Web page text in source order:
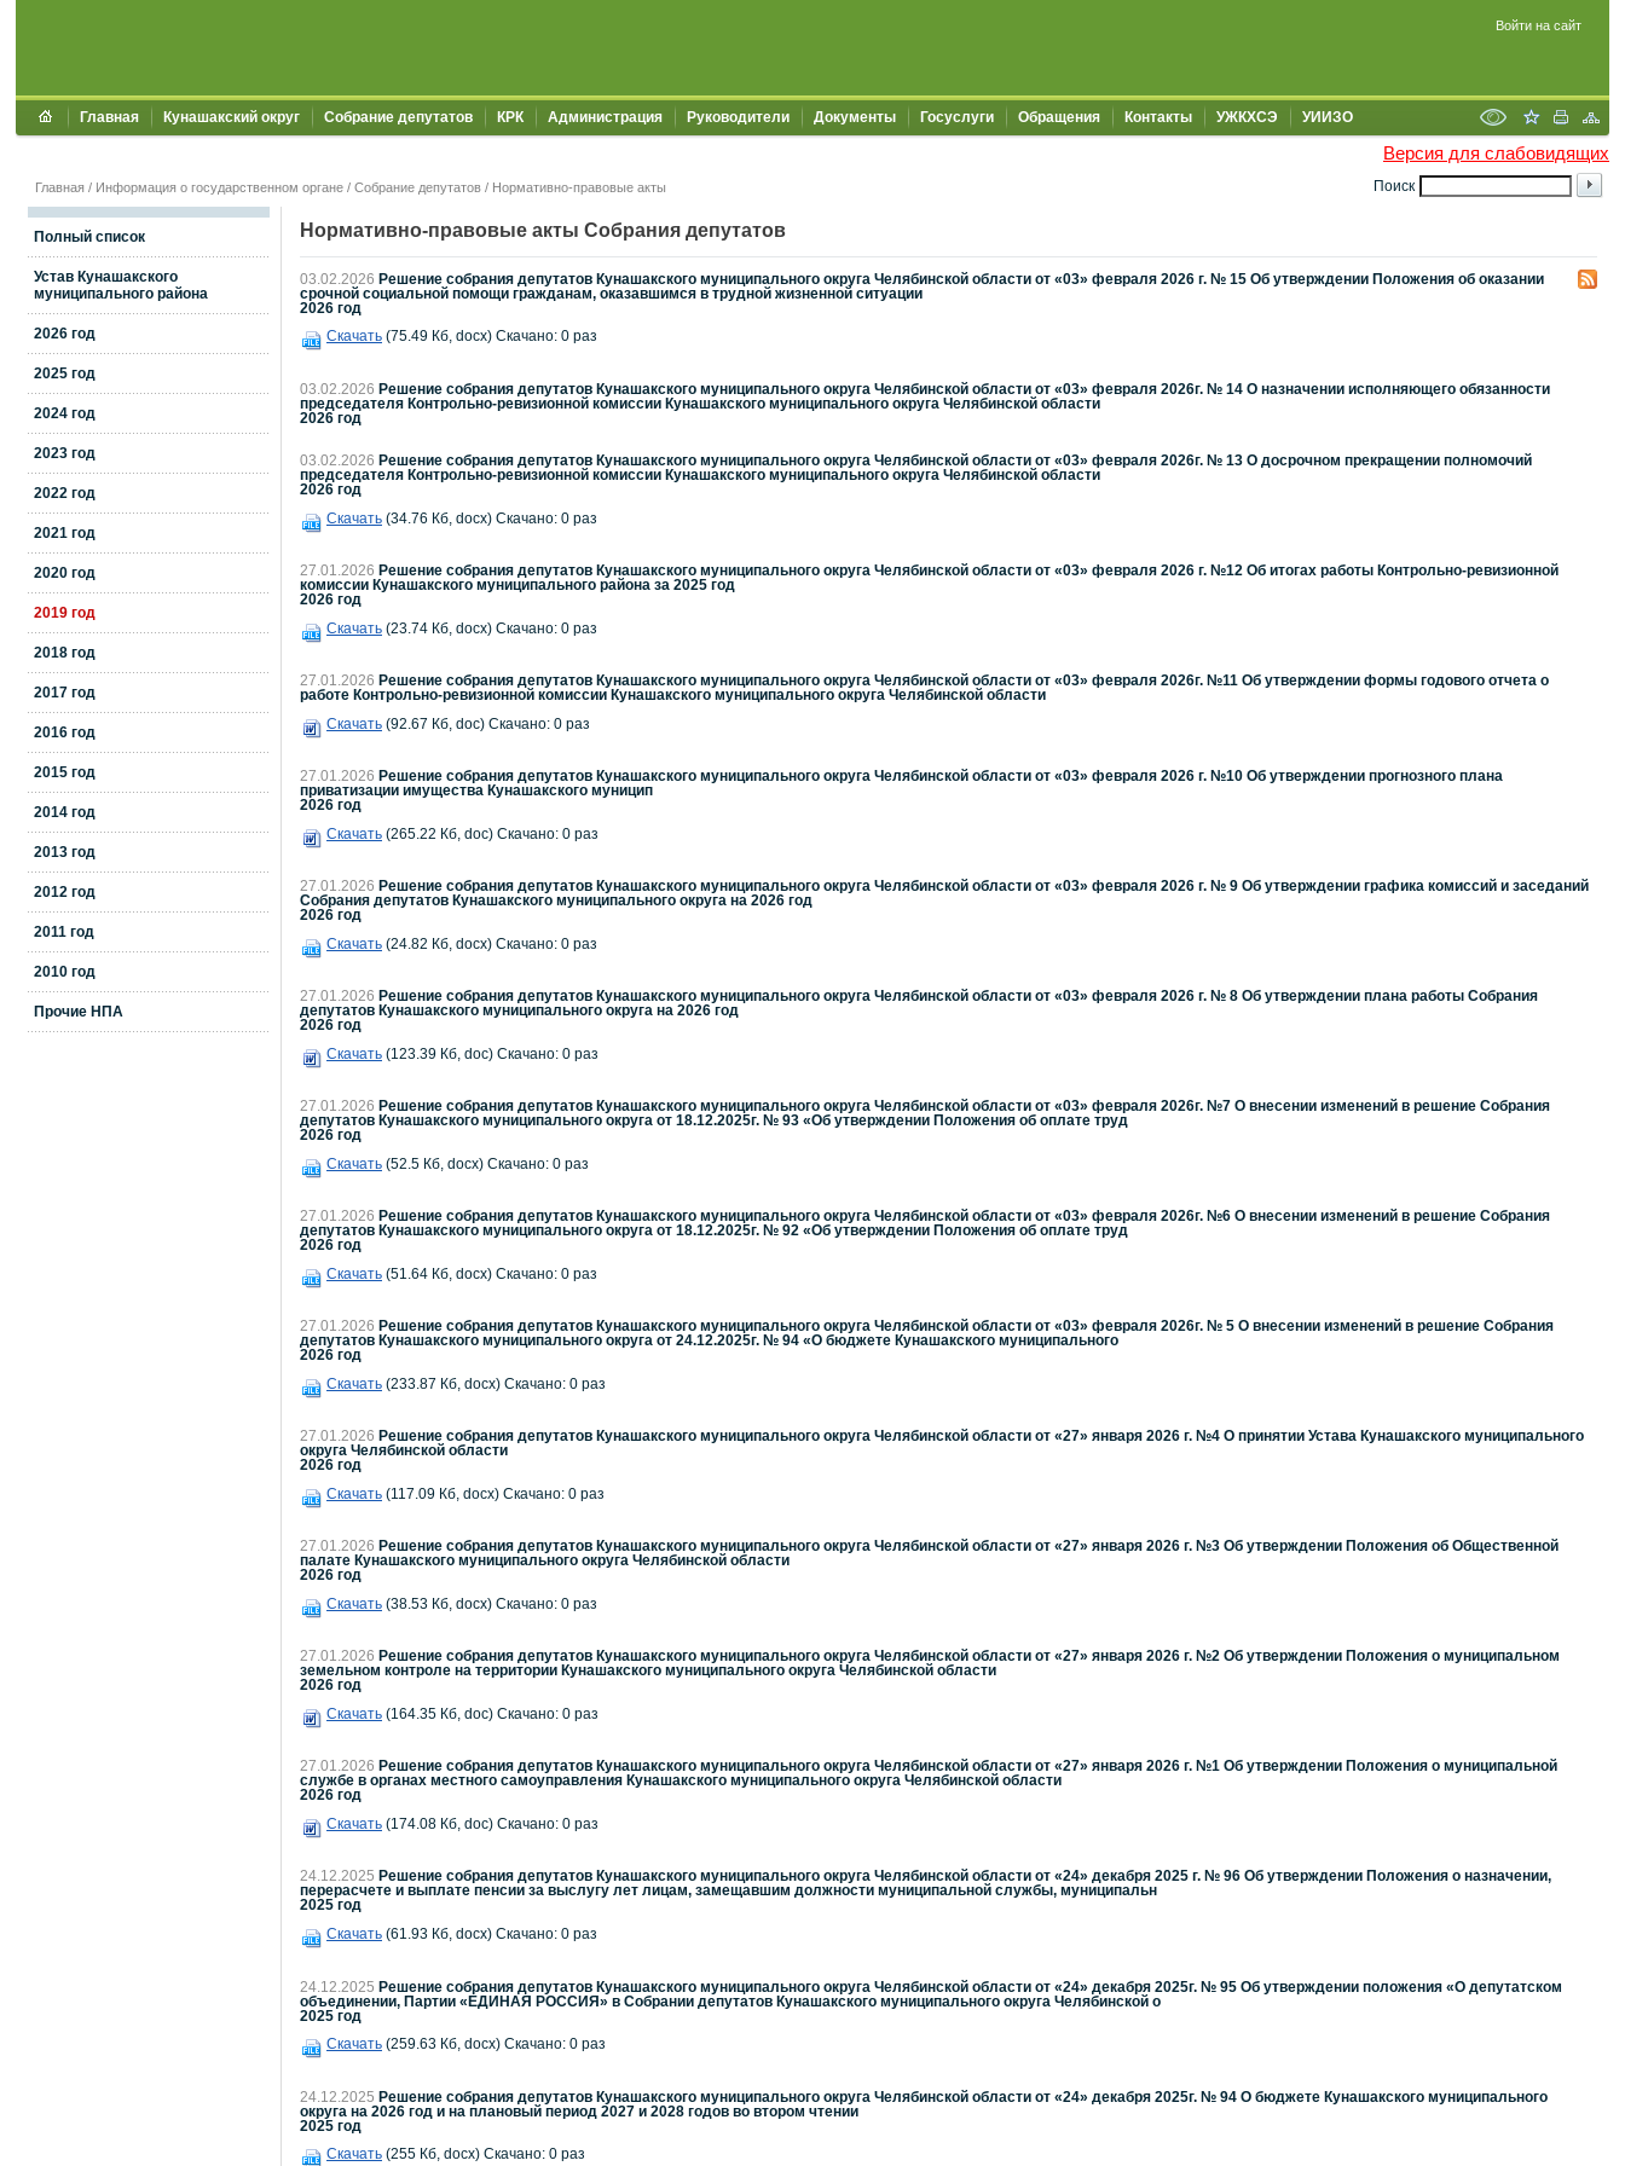
Войти на сайт
Главная Кунашакский округ Собрание депутатов КРК Администрация Руководители Документы Госуслуги Обращения Контакты УЖКХСЭ УИИЗО
Версия для слабовидящих
Поиск
Главная / Информация о государственном органе / Собрание депутатов / Нормативно-правовые акты
Полный список
Устав Кунашакского
муниципального района
2026 год
2025 год
2024 год
2023 год
2022 год
2021 год
2020 год
2019 год
2018 год
2017 год
2016 год
2015 год
2014 год
2013 год
2012 год
2011 год
2010 год
Прочие НПА
Нормативно-правовые акты Собрания депутатов
03.02.2026 Решение собрания депутатов Кунашакского муниципального округа Челябинской области от «03» февраля 2026 г. № 15 Об утверждении Положения об оказании
срочной социальной помощи гражданам, оказавшимся в трудной жизненной ситуации
2026 год
Скачать (75.49 Кб, docx) Скачано: 0 раз
03.02.2026 Решение собрания депутатов Кунашакского муниципального округа Челябинской области от «03» февраля 2026г. № 14 О назначении исполняющего обязанности
председателя Контрольно-ревизионной комиссии Кунашакского муниципального округа Челябинской области
2026 год
03.02.2026 Решение собрания депутатов Кунашакского муниципального округа Челябинской области от «03» февраля 2026г. № 13 О досрочном прекращении полномочий
председателя Контрольно-ревизионной комиссии Кунашакского муниципального округа Челябинской области
2026 год
Скачать (34.76 Кб, docx) Скачано: 0 раз
27.01.2026 Решение собрания депутатов Кунашакского муниципального округа Челябинской области от «03» февраля 2026 г. №12 Об итогах работы Контрольно-ревизионной
комиссии Кунашакского муниципального района за 2025 год
2026 год
Скачать (23.74 Кб, docx) Скачано: 0 раз
27.01.2026 Решение собрания депутатов Кунашакского муниципального округа Челябинской области от «03» февраля 2026г. №11 Об утверждении формы годового отчета о
работе Контрольно-ревизионной комиссии Кунашакского муниципального округа Челябинской области
Скачать (92.67 Кб, doc) Скачано: 0 раз
27.01.2026 Решение собрания депутатов Кунашакского муниципального округа Челябинской области от «03» февраля 2026 г. №10 Об утверждении прогнозного плана
приватизации имущества Кунашакского муницип
2026 год
Скачать (265.22 Кб, doc) Скачано: 0 раз
27.01.2026 Решение собрания депутатов Кунашакского муниципального округа Челябинской области от «03» февраля 2026 г. № 9 Об утверждении графика комиссий и заседаний
Собрания депутатов Кунашакского муниципального округа на 2026 год
2026 год
Скачать (24.82 Кб, docx) Скачано: 0 раз
27.01.2026 Решение собрания депутатов Кунашакского муниципального округа Челябинской области от «03» февраля 2026 г. № 8 Об утверждении плана работы Собрания
депутатов Кунашакского муниципального округа на 2026 год
2026 год
Скачать (123.39 Кб, doc) Скачано: 0 раз
27.01.2026 Решение собрания депутатов Кунашакского муниципального округа Челябинской области от «03» февраля 2026г. №7 О внесении изменений в решение Собрания
депутатов Кунашакского муниципального округа от 18.12.2025г. № 93 «Об утверждении Положения об оплате труд
2026 год
Скачать (52.5 Кб, docx) Скачано: 0 раз
27.01.2026 Решение собрания депутатов Кунашакского муниципального округа Челябинской области от «03» февраля 2026г. №6 О внесении изменений в решение Собрания
депутатов Кунашакского муниципального округа от 18.12.2025г. № 92 «Об утверждении Положения об оплате труд
2026 год
Скачать (51.64 Кб, docx) Скачано: 0 раз
27.01.2026 Решение собрания депутатов Кунашакского муниципального округа Челябинской области от «03» февраля 2026г. № 5 О внесении изменений в решение Собрания
депутатов Кунашакского муниципального округа от 24.12.2025г. № 94 «О бюджете Кунашакского муниципального
2026 год
Скачать (233.87 Кб, docx) Скачано: 0 раз
27.01.2026 Решение собрания депутатов Кунашакского муниципального округа Челябинской области от «27» января 2026 г. №4 О принятии Устава Кунашакского муниципального
округа Челябинской области
2026 год
Скачать (117.09 Кб, docx) Скачано: 0 раз
27.01.2026 Решение собрания депутатов Кунашакского муниципального округа Челябинской области от «27» января 2026 г. №3 Об утверждении Положения об Общественной
палате Кунашакского муниципального округа Челябинской области
2026 год
Скачать (38.53 Кб, docx) Скачано: 0 раз
27.01.2026 Решение собрания депутатов Кунашакского муниципального округа Челябинской области от «27» января 2026 г. №2 Об утверждении Положения о муниципальном
земельном контроле на территории Кунашакского муниципального округа Челябинской области
2026 год
Скачать (164.35 Кб, doc) Скачано: 0 раз
27.01.2026 Решение собрания депутатов Кунашакского муниципального округа Челябинской области от «27» января 2026 г. №1 Об утверждении Положения о муниципальной
службе в органах местного самоуправления Кунашакского муниципального округа Челябинской области
2026 год
Скачать (174.08 Кб, doc) Скачано: 0 раз
24.12.2025 Решение собрания депутатов Кунашакского муниципального округа Челябинской области от «24» декабря 2025 г. № 96 Об утверждении Положения о назначении,
перерасчете и выплате пенсии за выслугу лет лицам, замещавшим должности муниципальной службы, муниципальн
2025 год
Скачать (61.93 Кб, docx) Скачано: 0 раз
24.12.2025 Решение собрания депутатов Кунашакского муниципального округа Челябинской области от «24» декабря 2025г. № 95 Об утверждении положения «О депутатском
объединении, Партии «ЕДИНАЯ РОССИЯ» в Собрании депутатов Кунашакского муниципального округа Челябинской о
2025 год
Скачать (259.63 Кб, docx) Скачано: 0 раз
24.12.2025 Решение собрания депутатов Кунашакского муниципального округа Челябинской области от «24» декабря 2025г. № 94 О бюджете Кунашакского муниципального
округа на 2026 год и на плановый период 2027 и 2028 годов во втором чтении
2025 год
Скачать (255 Кб, docx) Скачано: 0 раз